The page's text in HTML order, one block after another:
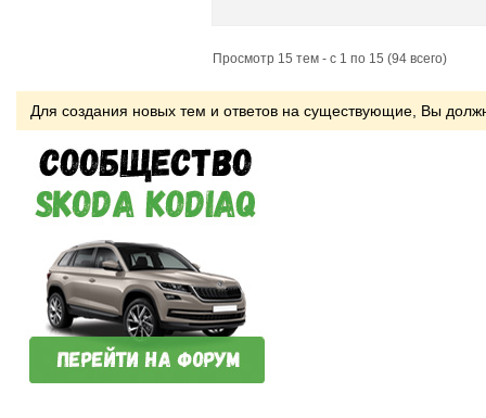
Просмотр 15 тем - с 1 по 15 (94 всего)
Для создания новых тем и ответов на существующие, Вы